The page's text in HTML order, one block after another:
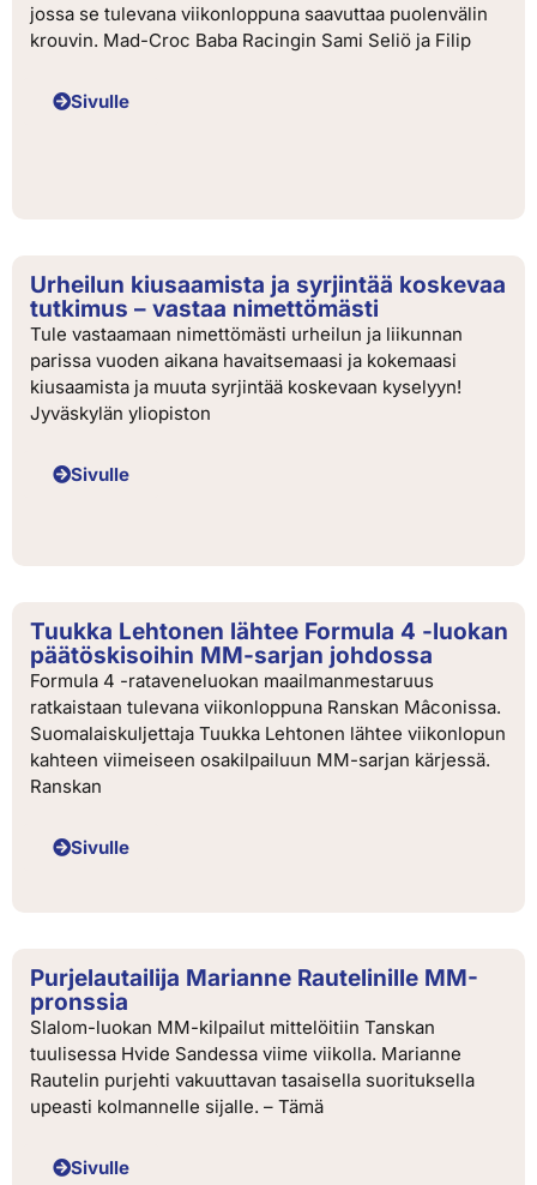
jossa se tulevana viikonloppuna saavuttaa puolenvälin
krouvin. Mad-Croc Baba Racingin Sami Seliö ja Filip
Sivulle
Urheilun kiusaamista ja syrjintää koskevaa
tutkimus – vastaa nimettömästi
Tule vastaamaan nimettömästi urheilun ja liikunnan
parissa vuoden aikana havaitsemaasi ja kokemaasi
kiusaamista ja muuta syrjintää koskevaan kyselyyn!
Jyväskylän yliopiston
Sivulle
Tuukka Lehtonen lähtee Formula 4 -luokan
päätöskisoihin MM-sarjan johdossa
Formula 4 -rataveneluokan maailmanmestaruus
ratkaistaan tulevana viikonloppuna Ranskan Mâconissa.
Suomalaiskuljettaja Tuukka Lehtonen lähtee viikonlopun
kahteen viimeiseen osakilpailuun MM-sarjan kärjessä.
Ranskan
Sivulle
Purjelautailija Marianne Rautelinille MM-
pronssia
Slalom-luokan MM-kilpailut mittelöitiin Tanskan
tuulisessa Hvide Sandessa viime viikolla. Marianne
Rautelin purjehti vakuuttavan tasaisella suorituksella
upeasti kolmannelle sijalle. – Tämä
Sivulle